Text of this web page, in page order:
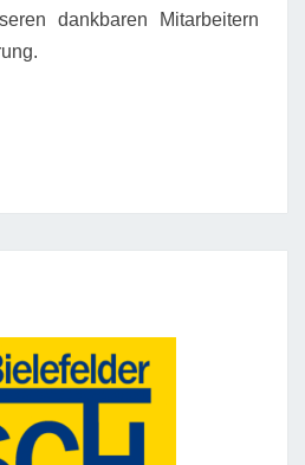
dankbaren Mitarbeitern